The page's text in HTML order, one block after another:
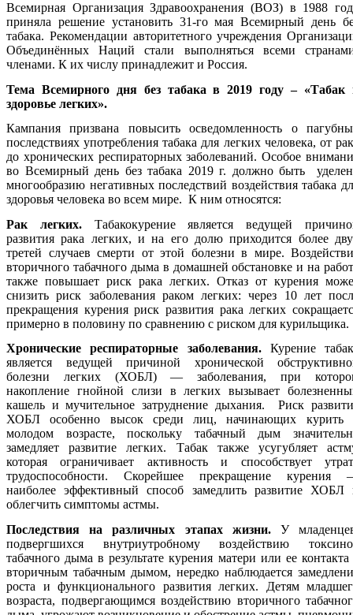
Всемирная Организация Здравоохранения (ВОЗ) в 1988
приняла решение установить 31-го мая Всемирный день
табака. Рекомендации авторитетного учреждения
Объединённых Наций стали выполняться всеми
членами. К их числу принадлежит и Россия.
Тема Всемирного дня без табака в 2019 году – «Табак
здоровье легких».
Кампания призвана повысить осведомленность о
последствиях употребления табака для легких человека, от
до хронических респираторных заболеваний. Особое
во Всемирный день без табака 2019 г. должно быть
многообразию негативных последствий воздействия табака
здоровья человека во всем мире. К ним относятся:
Рак легких. Табакокурение является ведущей
развития рака легких, и на его долю приходится более
третей случаев смерти от этой болезни в мире.
вторичного табачного дыма в домашней обстановке и на
также повышает риск рака легких. Отказ от курения
снизить риск заболевания раком легких: через 10 лет
прекращения курения риск развития рака легких
примерно в половину по сравнению с риском для курильщика.
Хронические респираторные заболевания.Курение
является ведущей причиной хронической
болезни легких (ХОБЛ) — заболевания, при
накопление гнойной слизи в легких вызывает
кашель и мучительное затруднение дыхания. Риск
ХОБЛ особенно высок среди лиц, начинающих курить
молодом возрасте, поскольку табачный дым
замедляет развитие легких. Табак также усугубляет
которая ограничивает активность и способствует
трудоспособности. Скорейшее прекращение курения
наиболее эффективный способ замедлить развитие ХОБЛ
облегчить симптомы астмы.
Последствия на различных этапах жизни. У
подвергшихся внутриутробному воздействию
табачного дыма в результате курения матери или ее контакта
вторичным табачным дымом, нередко наблюдается
роста и функционального развития легких. Детям
возраста, подвергающимся воздействию вторичного